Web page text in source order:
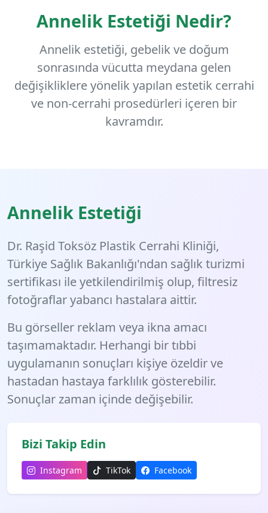
Annelik Estetiği Nedir?
Annelik estetiği, gebelik ve doğum
sonrasında vücutta meydana gelen
değişikliklere yönelik yapılan estetik cerrahi
ve non-cerrahi prosedürleri içeren bir
kavramdır.
Annelik Estetiği
Dr. Raşid Toksöz Plastik Cerrahi Kliniği,
Türkiye Sağlık Bakanlığı'ndan sağlık turizmi
sertifikası ile yetkilendirilmiş olup, filtresiz
fotoğraflar yabancı hastalara aittir.
Bu görseller reklam veya ikna amacı
taşımamaktadır. Herhangi bir tıbbi
uygulamanın sonuçları kişiye özeldir ve
hastadan hastaya farklılık gösterebilir.
Sonuçlar zaman içinde değişebilir.
Bizi Takip Edin
Instagram TikTok Facebook